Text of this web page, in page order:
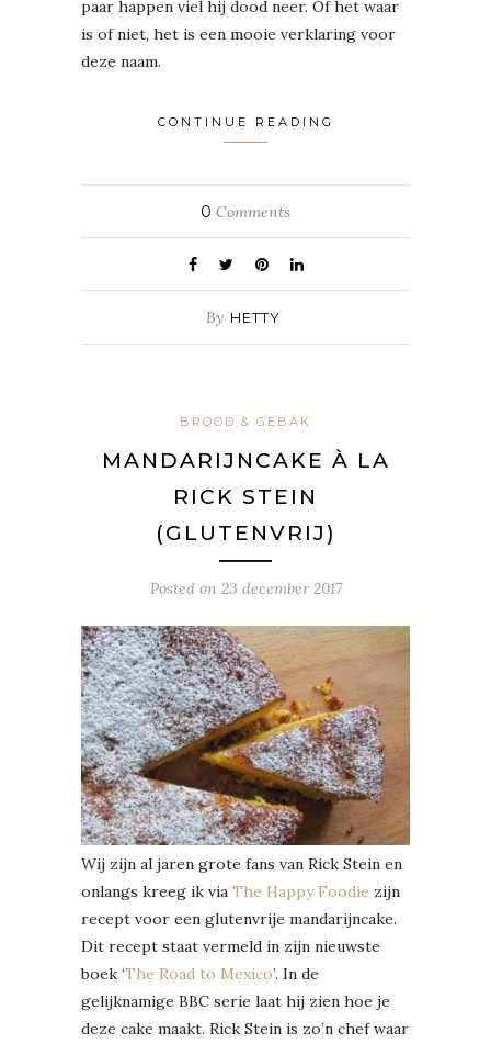
paar happen viel hij dood neer. Of het waar
is of niet, het is een mooie verklaring voor
deze naam.
CONTINUE READING
0 Comments
By HETTY
BROOD & GEBAK
MANDARIJNCAKE À LA
RICK STEIN
(GLUTENVRIJ)
Posted on 23 december 2017
Wij zijn al jaren grote fans van Rick Stein en
onlangs kreeg ik via The Happy Foodie zijn
recept voor een glutenvrije mandarijncake.
Dit recept staat vermeld in zijn nieuwste
boek ‘The Road to Mexico’. In de
gelijknamige BBC serie laat hij zien hoe je
deze cake maakt. Rick Stein is zo’n chef waar